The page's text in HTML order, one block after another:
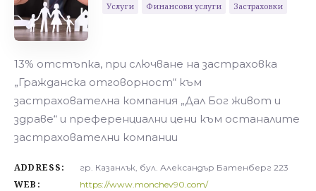
Услуги Финансови услуги Застраховки
13% отстъпка, при слючване на застраховка
„Гражданска отговорност“ към
застрахователна компания „Дал Бог живот и
здраве“ и преференциални цени към останалите
застрахователни компании
ADDRESS: гр. Казанлък, бул. Александър Батенберг 223
WEB: https://www.monchev90.com/